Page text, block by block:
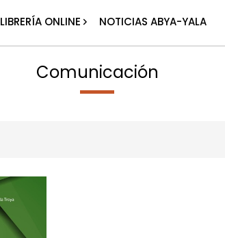
LIBRERÍA ONLINE NOTICIAS ABYA-YALA
Comunicación